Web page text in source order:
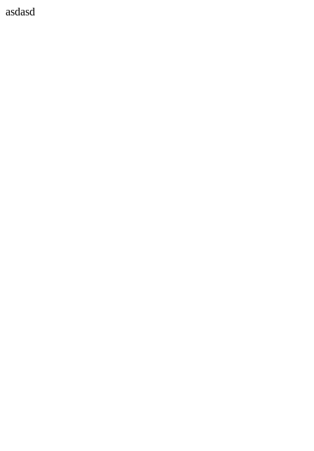
asdasd